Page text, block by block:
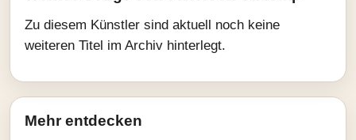
Zu diesem Künstler sind aktuell noch keine
weiteren Titel im Archiv hinterlegt.
Mehr entdecken